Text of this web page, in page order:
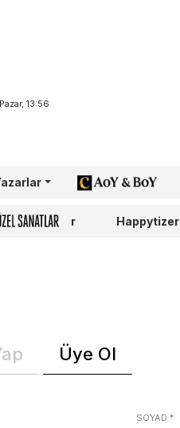
13:56
AoY/BoY
Sanatlar Happytizer
Üye Ol
SOYAD *